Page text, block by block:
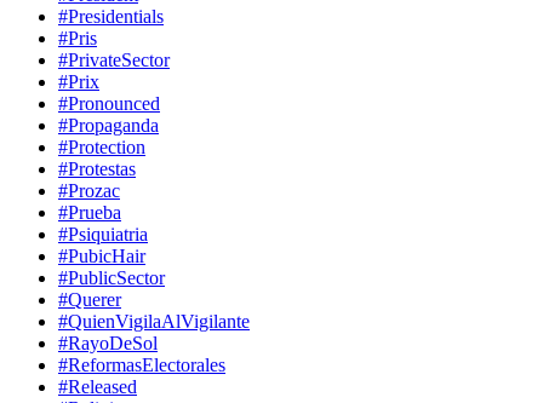
#Presidentials
#Pris
#PrivateSector
#Prix
#Pronounced
#Propaganda
#Protection
#Protestas
#Prozac
#Prueba
#Psiquiatria
#PubicHair
#PublicSector
#Querer
#QuienVigilaAlVigilante
#RayoDeSol
#ReformasElectorales
#Released